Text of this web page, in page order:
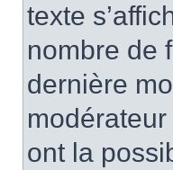
texte
nombre de
dernière
ont la